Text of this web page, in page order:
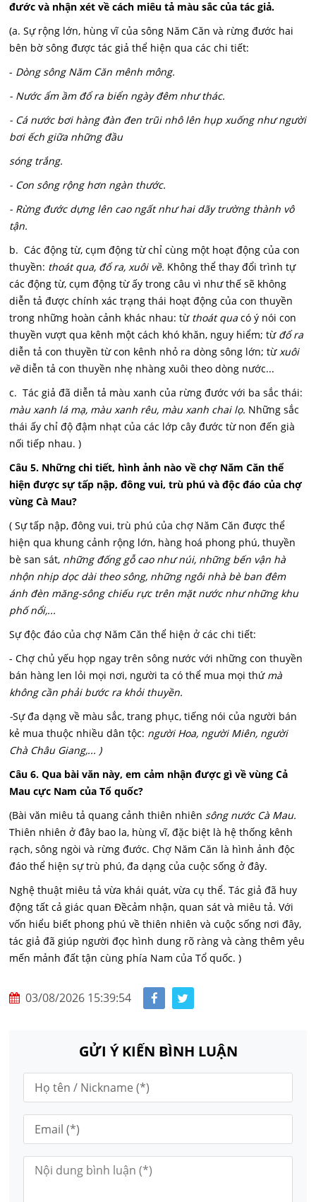
đước và nhận xét về cách miêu tả màu sắc của tác giả.
(a. Sự rộng lớn, hùng vĩ của sông Năm Căn và rừng đước hai
bên bờ sông được tác giả thể hiện qua các chi tiết:
- Dòng sông Năm Căn mênh mông.
- Nước ẩm ầm đổ ra biển ngày đêm như thác.
- Cá nước bơi hàng đàn đen trũi nhô lên hụp xuống như người
bơi ếch giữa những đầu
sóng trắng.
- Con sông rộng hơn ngàn thước.
- Rừng đước dựng lên cao ngất như hai dãy trường thành vô
tận.
b. Các động từ, cụm động từ chỉ cùng một hoạt động của con
thuyền: thoát qua, đổ ra, xuôi về. Không thể thay đổi trình tự
các động từ, cụm động từ ấy trong câu vì như thế sẽ không
diễn tả được chính xác trạng thái hoạt động của con thuyền
trong những hoàn cảnh khác nhau: từ thoát qua có ý nói con
thuyền vượt qua kênh một cách khó khăn, nguy hiểm; từ đổ ra
diễn tả con thuyền từ con kênh nhỏ ra dòng sông lớn; từxuôi
vềdiễn tả con thuyền nhẹ nhàng xuôi theo dòng nước...
c. Tác giả đã diễn tả màu xanh của rừng đước với ba sắc thái:
màu xanh lá mạ, màu xanh rêu, màu xanh chai lọ. Những sắc
thái ấy chỉ độ đậm nhạt của các lớp cây đước từ non đến già
nối tiếp nhau. )
Câu 5. Những chi tiết, hình ảnh nào về chợ Năm Căn thể
hiện được sự tấp nập, đông vui, trù phú và độc đáo của chợ
vùng Cà Mau?
( Sự tấp nập, đông vui, trù phú của chợ Năm Căn được thể
hiện qua khung cảnh rộng lớn, hàng hoá phong phú, thuyền
bè san sát, những đống gỗ cao như núi, những bến vận hà
nhộn nhịp dọc dài theo sông, những ngôi nhà bè ban đêm
ánh đèn măng-sông chiếu rực trên mặt nước như những khu
phố nổi,...
Sự độc đáo của chợ Năm Căn thể hiện ở các chi tiết:
- Chợ chủ yếu họp ngay trên sông nước với những con thuyền
bán hàng len lỏi mọi nơi, người ta có thể mua mọi thứ mà
không cần phải bước ra khỏi thuyền.
-Sự đa dạng về màu sắc, trang phục, tiếng nói của người bán
kẻ mua thuộc nhiều dân tộc: người Hoa, người Miên, người
Chà Châu Giang,... )
Câu 6. Qua bài văn này, em cảm nhận được gì về vùng Cả
Mau cực Nam của Tổ quốc?
(Bài văn miêu tả quang cảnh thiên nhiên sông nước Cà Mau.
Thiên nhiên ở đây bao la, hùng vĩ, đặc biệt là hệ thống kênh
rạch, sông ngòi và rừng đước. Chợ Năm Căn là hình ảnh độc
đáo thể hiện sự trù phú, đa dạng của cuộc sống ở đây.
Nghệ thuật miêu tả vừa khái quát, vừa cụ thể. Tác giả đã huy
động tất cả giác quan Đềcảm nhận, quan sát và miêu tả. Với
vốn hiểu biết phong phú về thiên nhiên và cuộc sống nơi đây,
tác giả đã giúp người đọc hình dung rõ ràng và càng thêm yêu
mến mảnh đất tận cùng phía Nam của Tổ quốc. )
03/08/2026 15:39:54
GỬI Ý KIẾN BÌNH LUẬN